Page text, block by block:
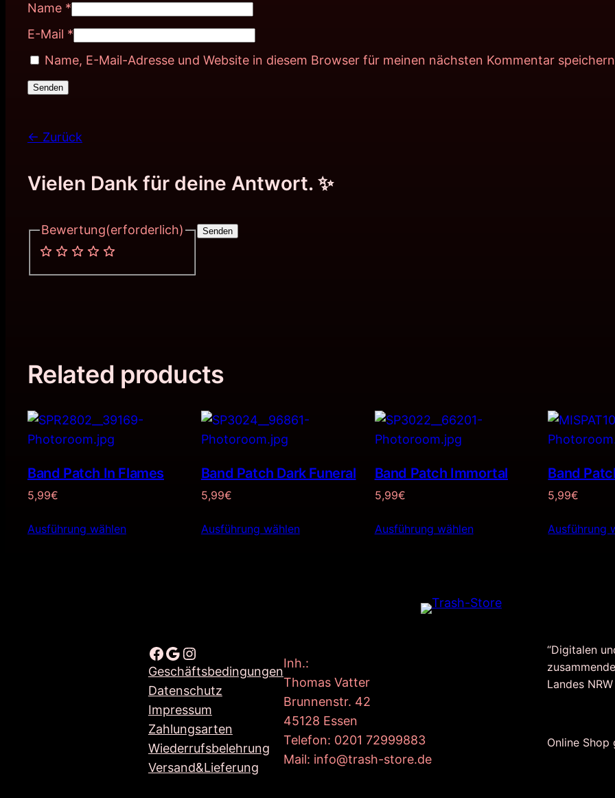
Name *
E-Mail *
Name, E-Mail-Adresse und Website in diesem Browser für meinen nächsten Kommentar
← Zurück
Vielen Dank für deine Antwort. ✨
Bewertung(erforderlich) Senden
Related products
Band Patch In Flames
5,99€
Ausführung wählen
Band Patch Dark Funeral
5,99€
Ausführung wählen
Band Patch Immortal
5,99€
Ausführung wählen
Band
5,99€
Ausführung
Facebook Google Instagram
Geschäftsbedingungen
Datenschutz
Impressum
Zahlungsarten
Wiederrufsbelehrung
Versand&Lieferung
Inh.:
Thomas Vatter
Brunnenstr. 42
45128 Essen
Telefon: 0201 72999883
Mail: info@trash-store.de
“Digitalen
Landes NRW
Online